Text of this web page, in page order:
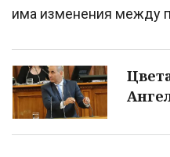
има изменения между